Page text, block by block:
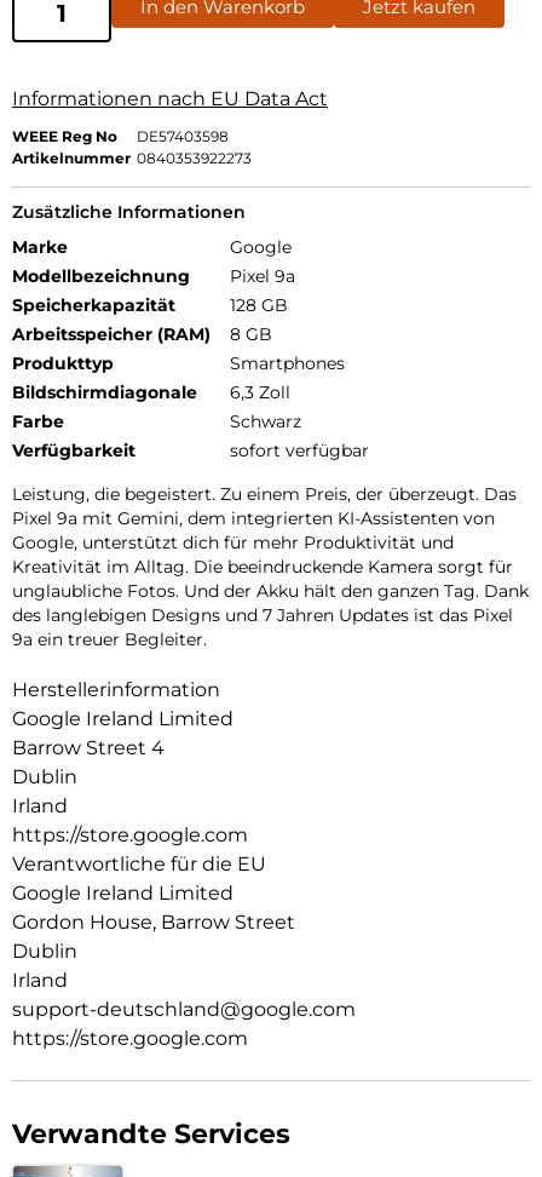
In den Warenkorb Jetzt kaufen
Informationen nach EU Data Act
WEEE Reg No
DE57403598
Artikelnummer 0840353922273
Zusätzliche Informationen
Marke
Google
Modellbezeichnung
Pixel 9a
Speicherkapazität
128 GB
Arbeitsspeicher (RAM)
8 GB
Produkttyp
Smartphones
Bildschirmdiagonale
6,3 Zoll
Farbe
Schwarz
Verfügbarkeit
sofort verfügbar
Leistung, die begeistert. Zu einem Preis, der überzeugt. Das
Pixel 9a mit Gemini, dem integrierten KI-Assistenten von
Google, unterstützt dich für mehr Produktivität und
Kreativität im Alltag. Die beeindruckende Kamera sorgt für
unglaubliche Fotos. Und der Akku hält den ganzen Tag. Dank
des langlebigen Designs und 7 Jahren Updates ist das Pixel
9a ein treuer Begleiter.
Herstellerinformation
Google Ireland Limited
Barrow Street 4
Dublin
Irland
https://store.google.com
Verantwortliche für die EU
Google Ireland Limited
Gordon House, Barrow Street
Dublin
Irland
support-deutschland@google.com
https://store.google.com
Verwandte Services